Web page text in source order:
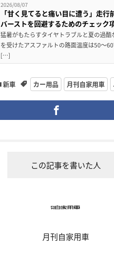
2026/08/07
「甘く見てると痛い目に遭う」走
バーストを回避するためのチェック
猛暑がもたらすタイヤトラブルと夏の過
を受けたアスファルトの路面温度は50〜
[…]
新車 カー用品 月刊自家用車
この記事を書いた人
月刊自家用車